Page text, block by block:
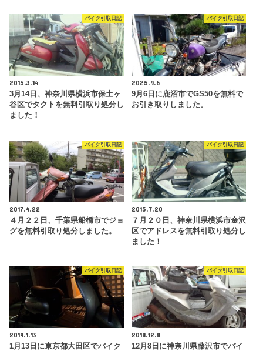
バイク引取日記
2015.3.14
3月14日、神奈川県横浜市保土ヶ
谷区でタクトを無料引取り処分し
ました！
バイク引取日記
2025.9.6
9月6日に鹿沼市でGS50を無料で
お引き取りしました。
バイク引取日記
2017.4.22
４月２２日、千葉県船橋市でジョ
グを無料引取り処分しました。
バイク引取日記
2015.7.20
７月２０日、神奈川県横浜市金沢
区でアドレスを無料引取り処分し
ました！
バイク引取日記
2019.1.13
1月13日に東京都大田区でバイク
バイク引取日記
2018.12.8
12月8日に神奈川県藤沢市でバイ